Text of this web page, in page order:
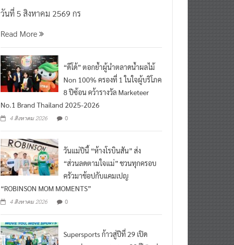
วันที่ 5 สิงหาคม 2569 กร
Read More
“ดีโด้” ตอกย้ำผู้นำตลาดน้ำผลไม้
Non 100% ครองที่ 1 ในใจผู้บริโภค
8 ปีซ้อน คว้ารางวัล Marketeer
No.1 Brand Thailand 2025-2026
4 สิงหาคม 2026 0
วันแม่ปีนี้ “ห้างโรบินสัน” ส่ง
“ส่วนลดตามใจแม่” ชวนทุกครอบ
ครัวมาช้อปกับแคมเปญ
“ROBINSON MOM MOMENTS”
4 สิงหาคม 2026 0
Supersports ก้าวสู่ปีที่ 29 เปิด